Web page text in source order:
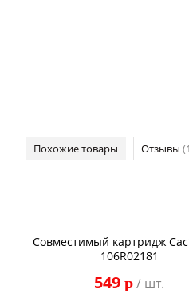
Похожие товары Отзывы
Совместимый картридж
106R02181
549 p/ шт.